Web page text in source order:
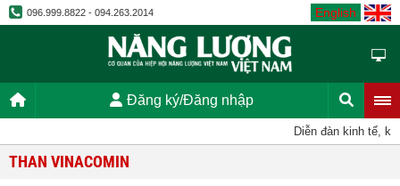
096.999.8822 - 094.263.2014 English
Đăng ký/Đăng nhập
Diễn đàn kinh tế,
THAN VINACOMIN